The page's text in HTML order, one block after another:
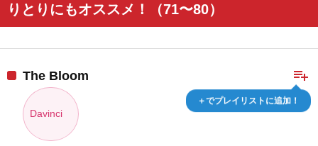
りとりにもオススメ！（71〜80）
playlist_add
＋でプレイリストに追加！
The Bloom
Davinci